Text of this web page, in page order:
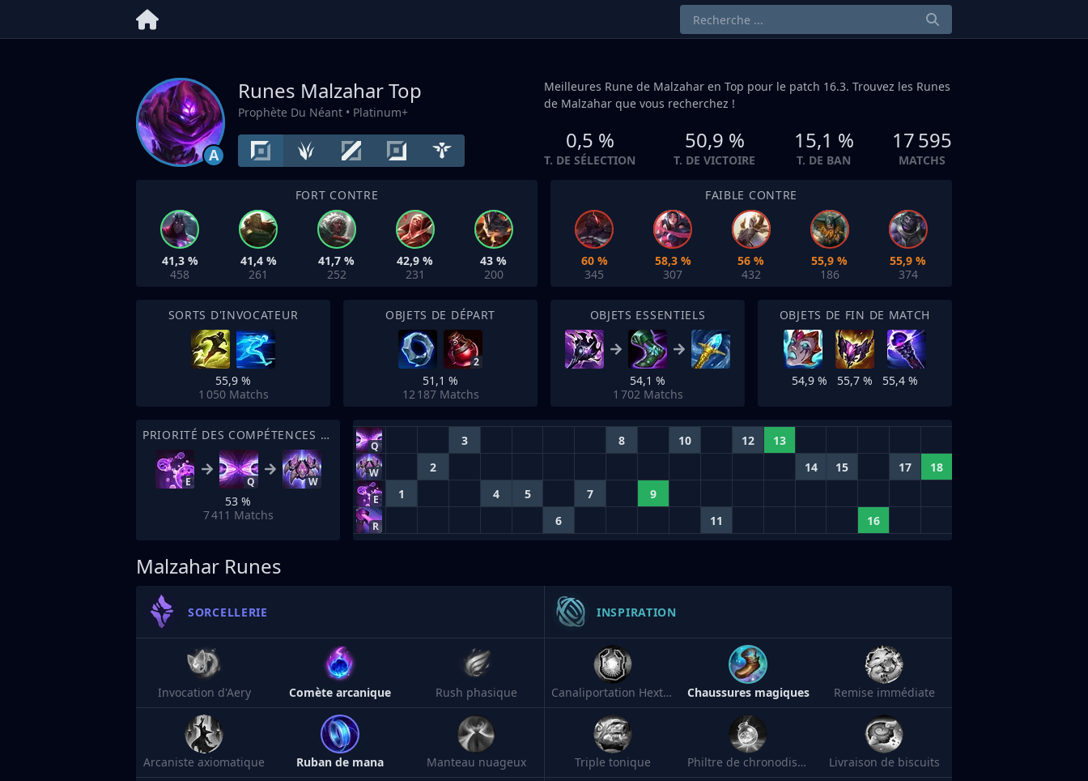
A
Runes MalzaharTop
Prophète Du Néant • Platinum+
Meilleures Rune de Malzahar en Top pour le patch 16.3. Trouvez les Runes
de Malzahar que vous recherchez !
0,5 %
T. DE SÉLECTION
50,9 %
T. DE VICTOIRE
15,1 %
T. DE BAN
17 595
MATCHS
FORT CONTRE
41,3 %
458
41,4 %
261
41,7 %
252
42,9 %
231
43 %
200
FAIBLE CONTRE
60 %
345
58,3 %
307
56 %
432
55,9 %
186
55,9 %
374
SORTS D'INVOCATEUR
55,9 %
1 050 Matchs
OBJETS DE DÉPART
2
51,1 %
12 187 Matchs
OBJETS ESSENTIELS
54,1 %
1 702 Matchs
OBJETS DE FIN DE MATCH
54,9 % 55,7 % 55,4 %
PRIORITÉ DES COMPÉTENCES DE SORT
E Q W
53 %
7 411 Matchs
Q 3 8 10 12 13
W 2 14 15 17 18
E 1 4 5 7 9
R 6 11 16
Malzahar Runes
SORCELLERIE
Invocation d'Aery Comète arcanique Rush phasique
Arcaniste axiomatique Ruban de mana Manteau nuageux
INSPIRATION
Canaliportation Hextech Chaussures magiques Remise immédiate
Triple tonique Philtre de chronodistorsion Livraison de biscuits